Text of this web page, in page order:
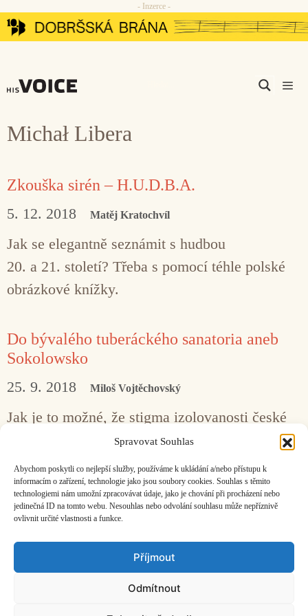
Spravovat Souhlas
Abychom poskytli co nejlepší služby, používáme k ukládání a/nebo přístupu k
informacím o zařízení, technologie jako jsou soubory cookies. Souhlas s těmito
technologiemi nám umožní zpracovávat údaje, jako je chování při procházení nebo
jedinečná ID na tomto webu. Nesouhlas nebo odvolání souhlasu může nepříznivě
ovlivnit určité vlastnosti a funkce.
Příjmout
Odmítnout
Přeskočit
na
- Inzerce -
Michał Libera
Zkouška sirén – H.U.D.B.A.
5. 12. 2018 Matěj Kratochvíl
Jak se elegantně seznámit s hudbou
20. a 21. století? Třeba s pomocí téhle polské
obrázkové knížky.
Do bývalého tuberáckého sanatoria aneb
Sokolowsko
25. 9. 2018 Miloš Vojtěchovský
Jak je to možné, že stigma izolovanosti české
„nekomerční“ nebo „experimentální“ kultury
v naší domovině zakořenilo tak pevně
a hluboko?